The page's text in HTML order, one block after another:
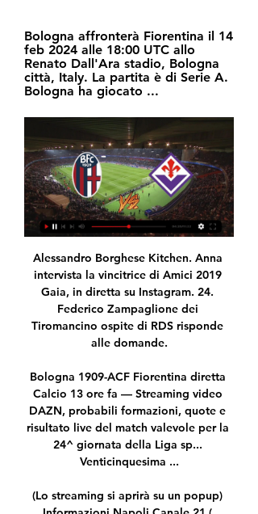
Bologna affronterà Fiorentina il 14
feb 2024 alle 18:00 UTC allo
Renato Dall'Ara stadio, Bologna
città, Italy. La partita è di Serie A.
Bologna ha giocato ...
Alessandro Borghese Kitchen. Anna intervista la vincitrice di Amici 2019 Gaia, in diretta su Instagram. 24. Federico Zampaglione dei Tiromancino ospite di RDS risponde alle domande.

Bologna 1909-ACF Fiorentina diretta Calcio 13 ore fa — Streaming video DAZN, probabili formazioni, quote e risultato live del match valevole per la 24^ giornata della Liga sp... Venticinquesima ...

(Lo streaming si aprirà su un popup) Informazioni Napoli Canale 21 ( www.canale21.it ) è l’emittente storica (la prima a trasmettere via etere) del Mezzogiorno che, dal 1976, offre una costante copertura dei fatti e gli eventi di Napoli e Campania e che da oggi diviene visualizzabile interamente online e senza costi da qualsiasi luogo 24 ore su 24.

L'Hellas Verona completa una rimonta da sogno contro il Torino: da 0-3 a 3-3 in un quarto d'ora. Condividi con.. HELLAS VERONA-TORINO 3-3 (primo tempo 0-1) Hellas Verona. La Serie A in Diretta TV e Live Streaming: date, orari e nuovo calendario di tutti i match. IERI A 23:00.

Ecco le immagini salienti delle partite della ventesima giornata d'andata del campionato 2019/2020 proposte dal sito ufficiale della Lega di Serie B. COSENZA-CROTONE 0-1 BENEVENTO-PISA 1-1 SPEZIA-CITTADELLA 1-1 PESCARA-SALERNITANA 1-2 CHIEVO-PERUGIA 2-0 LIVORNO-ENTELLA 4-4 JUVE STABIA-EMPOLI 1-0 FROSINONE-PORDENONE 2-2

Barrow e Arnautovic ribaltano il Dall'Ara: Bologna-Fiorentina 2-1 3:02ACF Fiorentina•4.6K views · 32:56 · Go to channel · Bologna: Inferno e Bologna Fc 1909•7.4K views · 2:16 · Go to channel · Gol serie A ...YouTube · DAZN Italia · 11 set 2022

La gran burbuja del fútbol: Los modelos de negocio que José María Gay de Liébana ·  2016 · ‎ Business & Economics... TV LIVORNO BOLOGNA CLUB SASSUOLO JUVENTUS JUVENTUS FC 151,0 15,6 % CHIEVOVERONA 68,7 7,1 % SSC NAPOLI 104,9 10,8 % ACF FIORENTINA 42,6 4,4 % FC ...

Parete soggiorno dal design attuale in offerta per completare il vostro living moderno. Mobile in finitura bianco laccato lucido con dettagli frontali e ripiani a vista …

E' ufficiale, anche Inter-Getafe, gara d'andata degli ottavi di Europa League in programma il 12 Marzo, si giocherà a porte chiuse. A comunicarlo è l'UEFA sul proprio sito ufficiale. Si attendono...

ACF Fiorentina vs Bologna 1909 diretta 9 gen 2024 — ACF Fiorentina vs Bologna 1909 diretta Bologna 1909 diretta tv Fiorentina-Bol 9 gennaio 2024 Your prediction, your game - Cast your vote!

Per te abbiamo pubblicato tutte le statistiche di SC Paderborn 07 II - Sportfreunde Siegen.Scopri il tuo pronostico e scommetti responsabilmente con il nostro calcolo delle percentuali di vittoria delle due squadre. Le analisi relative al campionato del Germania - Oberliga Westfalen puoi trovarle su I Pronostici Vincenti, iscriviti e, nel frattempo, valuta i calcoli relativi alla partita della.

Fiorentina-Bologna come e dove vederla: Sky o DAZN? 5 feb 2023 — Fiorentina-Bologna è trasmessa in diretta da Dazn, a partire dalle ore 18:00 del giorno 05-02-2023. Per vedere la partita occorre prima di tutto ...

UNIVERSIADI RAI PROGRAMMA – Sono stati illustrati nel corso di una conferenza stampa nella sede Rai di viale Mazzini a Roma i dettagli dell’impegno della Tv di Stato per l’Universiade Napoli 2019. Durante tutta la manifestazione, dal 3 al 14 luglio, ci saranno 60 ore di trasmissione: 5 ore al giorno con spazi su Rai2 – che trasmetterà anche la diretta della Cerimonia d’apertura la.

Come vedere partite in diretta gratis di Salvatore Aranzulla. Sei un grande appassionato di calcio e tutte le volte che puoi ti rechi direttamente allo stadio per seguire le …

Tieniti sempre aggiornato sulla tua squadra del cuore. Scopri le ultime news, il mercato e i risultati delle partite dell'Inter. Tutto quello che devi sapere per restare sempre informato sul mondo del calcio. Visita Gazzanet.gazzetta.it!

[LIVE] Segui il risultato York 9 Forge in diretta della partita con il nostro Livescore Calcio. Partita di Canadian Premier League giocata in data 25/05/19 20:00.

Benvenuto nel Cerca Servizi! In questa sezione potrai localizzare i Centri per l’Impiego, gli sportelli Informagiovani e le Università più vicini a te.

Bologna FC Bologna-Fiorentina | Conferenza prepartita di Motta. 24 ore fa. Monza-Bologna Bologna Football Club 1909 S.p.A.. SEDE Via Casteldebole 10, 40132 Bologna.

Allo Stadio Başakşehir Fatih Terim l’Istanbul Basaksehir batte il Copenaghen per 1 a 0. Nel primo tempo i padroni di casa colgono un palo al 9′ con Visca e mancano altre buone opportunità.

03.06.2020 ⚽Portimonense vs Gil Vicente ⚽Ponturi si Cote speciale ⚽ Analiza Statistici Avancronica ⚽Echipe probabile Jucatori Accidentati Ultimele rezultate directe ⚽Predictii Forma echipelor Portimonense vs Gil Vicente Citeste si ultimele discutii/comentarii.

Serie A - Fiorentina-Bologna: probabili formazioni, statistiche 4 feb 2023 — FIORENTINA-BOLOGNA, DOVE VEDERLA IN TV E LIVE STREAMING: DIRETTA ESCLUSIVA SU DAZN. Fiorentina-Bologna, domenica 5 febbraio, sarà trasmessa ...

Dove vedere Spal-Roma streaming e tv, 35a giornata Serie A. Link utili e consigli per seguire in diretta Spal-Roma e gli altri match in programma

Persa anche la vetta del campionato a causa di una sconfitta interna con la Juventus, l'Inter si ritrova a tallonare gli stessi bianconeri. Il percorso continentale è poi complicato dalla battuta d'arresto con il Borussia Dortmund, sconfitto a San Siro ma vittorioso in rimonta tra le mura amiche.

Le probabili formazioni di Rangers-Bayer Leverkusen, match valido per l'andata degli ottavi di finale di Europa League all'Ibrox Stadium di Glasgow

Leggi anche – Moviola Spal-Milan: gol annullato a Calhanoglu, espulso D’Alessandro – Foto Serie A, gli highlights di Spal-Milan Serie A, highlights Spal-Milan: gol e azioni partita. Di Biagio si copre con Missiroli e Fares per Valoti e Floccari, Pioli alza il contributo offensivo con Leao per Calabria. Il secondo tempo è un assedio, la Spal si rinchiude e respinge assalto dopo assalto.

Inter-Getafe, ipotesi campo neutro per il match di Europa League. L’Inter stasera ha giocato e perso contro la Juventus, il recupero della 26a giornata di Serie A. La sfida dello Stadium è stata giocata a porte chiuse, anche se l’allarme Coronavirus stasera ha giocato e perso contro la Juventus, il recupero della 26a giornata di Serie A. La sfida

Nedved: "Juve-Lione per Sarri non è il giorno del giudizio" Il dirigente bianconero: "La valutazione si fa sulla stagione intera. Il passaggio del turno è difficile, ognuno dia qualcosa in più"

Coppa Italia, dove vedere Fiorentina Bologna in tv e in L'incontro tra Fiorentina e Bologna sarà trasmesso su Mediaset, che lo manderà in onda in diretta esclusiva su Canale 5. Il match sarà trasmesso anche in ...

BRESCIA-NAPOLI STREAMING – La 25a giornata della Serie A 2019-20 si apre allo stadio “Mario Rigamonti”, dove si affrontano il Brescia di Diego Lopez e il Napoli di Rino Gattuso. Qui di seguito vi proponiamo tutte le info utili per vedere la partita in diretta streaming e in Tv, a partire dalle ore 20.45.. Brescia-Napoli Streaming Sky: Diretta Gratis Online

Il Vammalan Lentopallo è una società pallavolistica maschile finlandese, con sede a Sastamala: milita nel campionato finlandese di Lentopallon Mestaruusliiga.

benevento napoli avellino salerno emilia-romagna piacenza parma reggio nellemilia modena bologna ferrara ravenna forli rimini friuli-venezia-giulia udine gorizia trieste pordenone lazio viterbo rieti roma latina frosinone liguria imperia savona genova la spezia lombardia varese como sondrio milano bergamo brescia pavia cremona mantova lecco lodi

Bologna 1909 ACF Fiorentina gratis Fiorentina-Cagliari, dove 1 ora fa — TV, streaming, Dazn 14.02.2024 Statistiche testa a testa per Bologna FC 1909 vs. ACF Fiorentina nella Serie A. Le statistiche in.

La partita Wolverhampton – Espanyol del 20 febbraio 2020 in diretta: presentazione, formazioni e tabellino in tempo reale del match valido per l’andata dei sedicesimi di Europa League, calcio d’inizio alle ore 21 WOLVERHAMPTON – Questa sera, giovedì 20 febbraio, alle ore 21 andrà in scena.

I Radiodervish compiono 20 anni, concerto in diretta su Radio3 Rai Domenica 30 dicembre il gruppo di Nabil Salameh e Michele Lobaccaro sarà ospite della trasmissione «Zazà» su Radio 3, con un.

DIRETTA Inter-Hellas Verona, Live Serie A calcio: orari, programma, streaming, tv, formazioni 9 Novembre 2019 Redazione FirstRadioWeb È un’ Inter a caccia di risposte quella che oggi si appresta ad ospitare l’ Hellas Verona in un match molto delicato dal punto di vista psicologico.

SVEZIA DIVISION 2 SVEDESE classifica e risultati. CLASSIFICA SVEZIA - DIVISION 2 SVEDESE. NORRA GOTALAND - DIVISION 2 SVEDESE: pos. squadra: punti: gioc. vinte: nulle: perse

Il Club Sport Cartaginés Sociedad Anónima Deportiva (Club Sport Cartaginés) è una società calcistica costaricana fondata il 1º luglio 1906.Attualmente la squadra gioca la stagione 2008-2009 della Primera División de Costa Rica.La sua sede è l'Estadio José Rafael Fello Meza, i colori della squadra sono il bianco e l'azzurro, popolarmente conosciuti come "los de la Vieja Metrópoli".

Bologna - Fiorentina 2-1, la sintesi della partita - RaiNews 2:28TV · RaiPlay Sound · News · Sport · Bambini · Cultura · RaiPlayLearning. Chiudi menu. Vai Acf Fiorentina · Bologna FC 1909. Aree tematiche.RaiNews · Luca De Capitani, Rai Sport · 11 set 2022

Diretta tv e streaming Lecce-Brescia . Il match tra Lecce e Brescia, in programma domenica 28 Aprile con fischio d’inizio alle ore 21:00, sarà trasmesso sulla piattaforma online a pagamento di DAZN. Il grande calcio italiano ed europeo può comunque essere visto in …

Streaming di tutto il calcio gratis con i migliori siti di Marzo 2020. Partite in streaming su portali selezionati per voi in questo articolo.

Cosa dice il DCPM dell'8 marzo 2020: Se e dove si potrà giocare Dopo le convulse giornate di giovedì e venerdì, nei quali nella confusione generale quasi tutti i Comitati Regionali della FIGC avevano dec